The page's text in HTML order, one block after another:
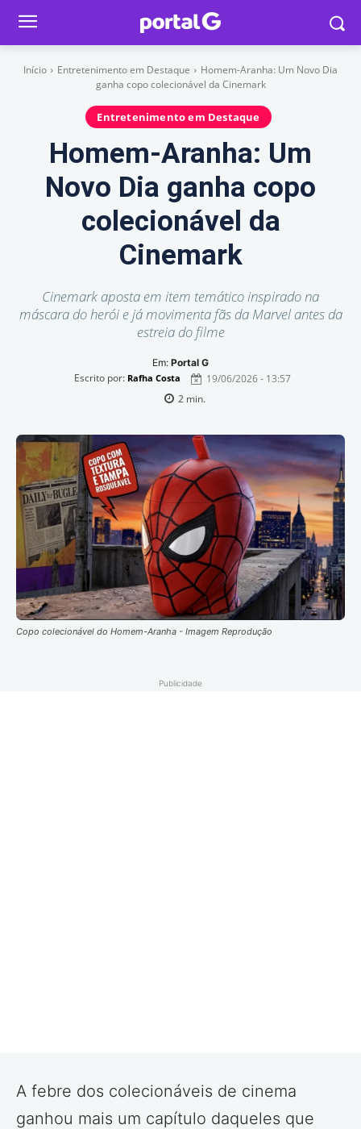
Início Entretenimento em Destaque
Homem-Aranha: Um Novo Dia
ganha copo colecionável da Cinemark
Entretenimento em Destaque
Homem-Aranha: Um
Novo Dia ganha copo
colecionável da
Cinemark
Cinemark aposta em item temático inspirado na
máscara do herói e já movimenta fãs da Marvel antes da
estreia do filme
Em: Portal G
Escrito por: Rafha Costa
19/06/2026 - 13:57
2min.
Copo colecionável do Homem-Aranha - Imagem Reprodução
Publicidade
A febre dos colecionáveis de cinema
ganhou mais um capítulo daqueles que